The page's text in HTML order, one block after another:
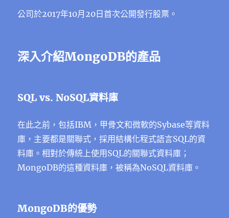
公司於2017年10月20日首次公開發行股票。
深入介紹MongoDB的產品
SQL vs. NoSQL資料庫
在此之前，包括IBM，甲骨文和微軟的Sybase等資料
庫，主要都是關聯式，採用結構化程式語言SQL的資
料庫。相對於傳統上使用SQL的關聯式資料庫；
MongoDB的這種資料庫，被稱為NoSQL資料庫。
MongoDB的優勢